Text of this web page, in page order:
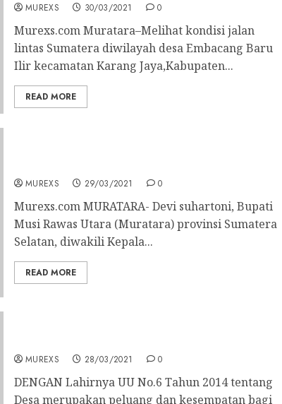
MUREXS 30/03/2021 0
Murexs.com Muratara–Melihat kondisi jalan
lintas Sumatera diwilayah desa Embacang Baru
Ilir kecamatan Karang Jaya,Kabupaten...
READ MORE
MUREXS 29/03/2021 0
Murexs.com MURATARA- Devi suhartoni, Bupati
Musi Rawas Utara (Muratara) provinsi Sumatera
Selatan, diwakili Kepala...
READ MORE
MUREXS 28/03/2021 0
DENGAN Lahirnya UU No.6 Tahun 2014 tentang
Desa merupakan peluang dan kesempatan bagi